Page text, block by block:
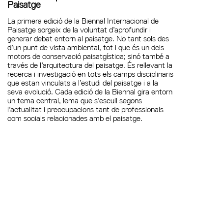
Paisatge
La primera edició de la Biennal Internacional de
Paisatge sorgeix de la voluntat d’aprofundir i
generar debat entorn al paisatge. No tant sols des
d’un punt de vista ambiental, tot i que és un dels
motors de conservació paisatgística; sinó també a
través de l’arquitectura del paisatge. És rellevant la
recerca i investigació en tots els camps disciplinaris
que estan vinculats a l’estudi del paisatge i a la
seva evolució. Cada edició de la Biennal gira entorn
un tema central, lema que s’escull segons
l’actualitat i preocupacions tant de professionals
com socials relacionades amb el paisatge.